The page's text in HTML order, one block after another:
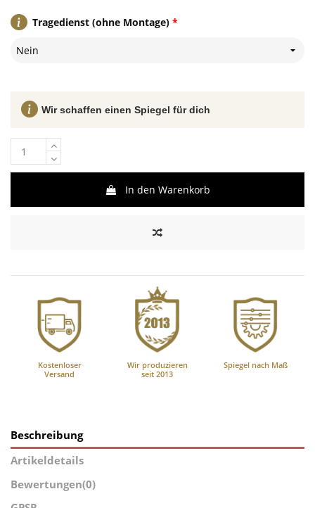
*
Tragedienst (ohne Montage)
Nein
In den Warenkorb
Wir schaffen einen Spiegel für dich
Kostenloser
Versand
Wir produzieren
seit 2013
Spiegel nach Maß
Beschreibung
Artikeldetails
Bewertungen(0)